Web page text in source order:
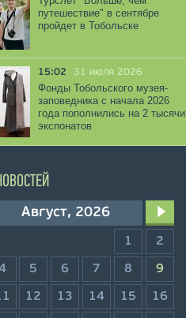
путешествие" в сентябре
пройдет в Тобольске
15:02 31 июля 2026
Фонды Тобольского музея-
заповедника с начала 2026
года пополнились на 2 тысячи
экспонатов
Август, 2026
1 2
5 6 7 8 9
12 13 14 15 16